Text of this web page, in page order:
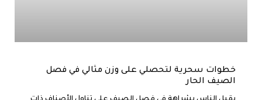
خطوات سحرية لتحصلي على وزن مثالي في فصل
الصيف الحار